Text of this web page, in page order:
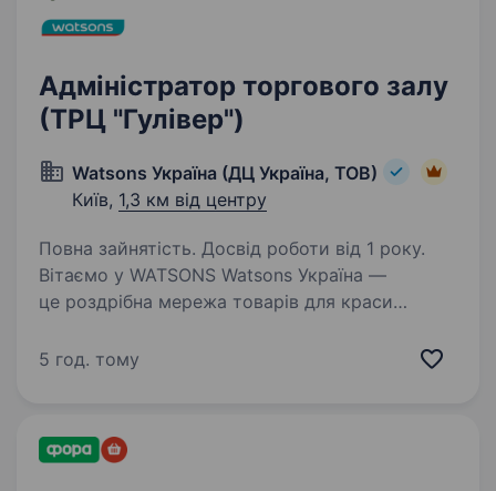
Адміністратор торгового залу
(ТРЦ "Гулівер")
Watsons Україна (ДЦ Україна, ТОВ)
Київ, 1,3 км від центру
Повна зайнятість. Досвід роботи від 1 року.
Вітаємо у WATSONS Watsons Україна —
це роздрібна мережа товарів для краси
сім'ї A.S. Watson Group: найбільшої у світі
5 год. тому